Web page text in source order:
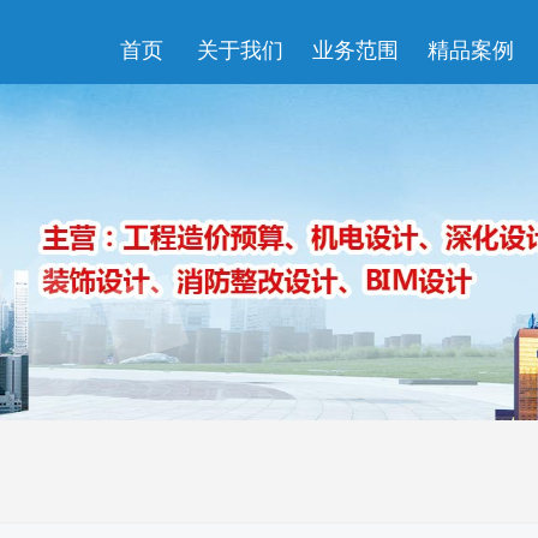
首页 关于我们 业务范围 精品案例